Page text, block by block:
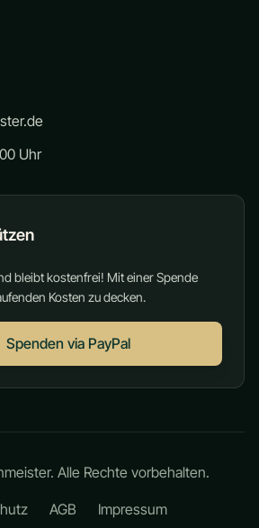
Uhr
bleibt kostenfrei! Mit einer Spende
Kosten zu decken.
Spenden via PayPal
Alle Rechte vorbehalten.
AGB Impressum